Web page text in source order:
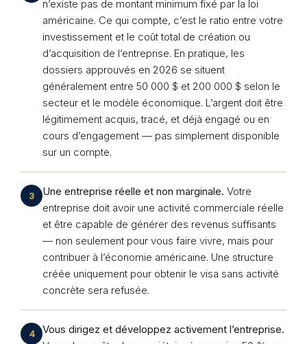
n’existe pas de montant minimum fixé par la loi
américaine. Ce qui compte, c’est le ratio entre votre
investissement et le coût total de création ou
d’acquisition de l’entreprise. En pratique, les
dossiers approuvés en 2026 se situent
généralement entre 50 000 $ et 200 000 $ selon le
secteur et le modèle économique. L’argent doit être
légitimement acquis, tracé, et déjà engagé ou en
cours d’engagement — pas simplement disponible
sur un compte.
3 Une entreprise réelle et non marginale. Votre
entreprise doit avoir une activité commerciale réelle
et être capable de générer des revenus suffisants
— non seulement pour vous faire vivre, mais pour
contribuer à l’économie américaine. Une structure
créée uniquement pour obtenir le visa sans activité
concrète sera refusée.
4
Vous dirigez et développez activement l’entreprise.